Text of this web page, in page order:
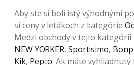
Aby ste si boli istý výhodnými
si ceny v letákoch z kategórie
Medzi obchody v tejto
NEW YORKER, Sportisimo,
Kik, Pepco. Ak máte